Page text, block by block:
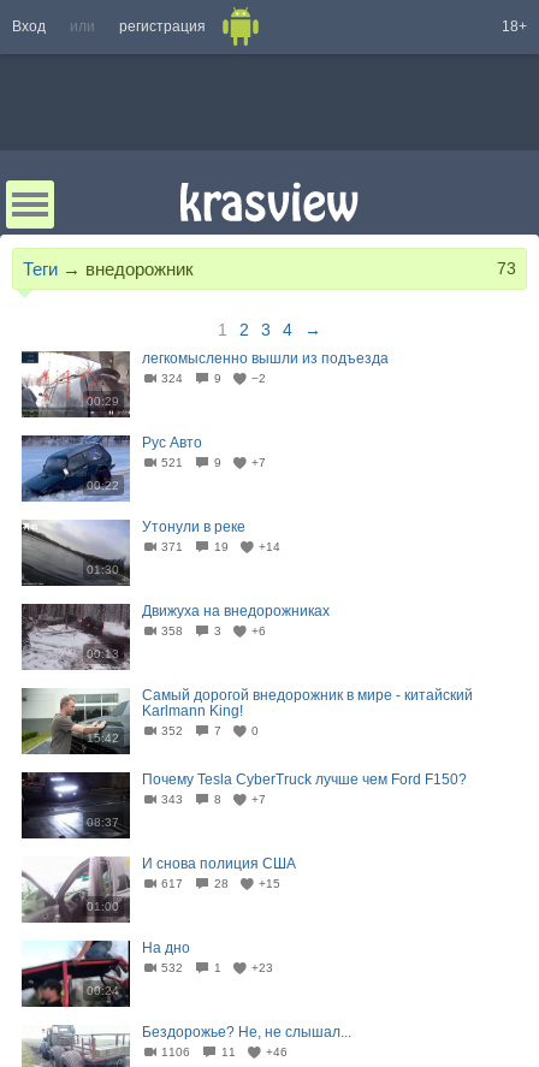
Вход или регистрация 18+
Теги → внедорожник 73
1 2 3 4 →
00:29
легкомысленно вышли из подъезда
324 9 −2
00:22
Рус Авто
521 9 +7
01:30
Утонули в реке
371 19 +14
00:13
Движуха на внедорожниках
358 3 +6
15:42
Самый дорогой внедорожник в мире - китайский
Karlmann King!
352 7 0
08:37
Почему Tesla CyberTruck лучше чем Ford F150?
343 8 +7
01:00
И снова полиция США
617 28 +15
00:24
На дно
532 1 +23
Бездорожье? Не, не слышал...
1106 11 +46